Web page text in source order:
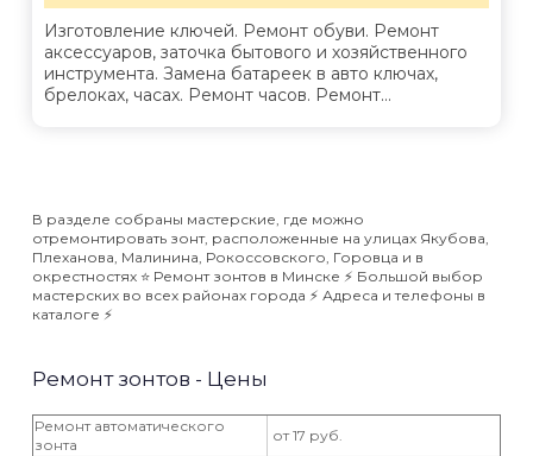
Изготовление ключей. Ремонт обуви. Ремонт
аксессуаров, заточка бытового и хозяйственного
инструмента. Замена батареек в авто ключах,
брелоках, часах. Ремонт часов. Ремонт...
В разделе собраны мастерские, где можно
отремонтировать зонт, расположенные на улицах Якубова,
Плеханова, Малинина, Рокоссовского, Горовца и в
окрестностях ⭐️ Ремонт зонтов в Минске ⚡️ Большой выбор
мастерских во всех районах города ⚡️ Адреса и телефоны в
каталоге ⚡️
Ремонт зонтов - Цены
Ремонт автоматического
зонта
от 17 руб.